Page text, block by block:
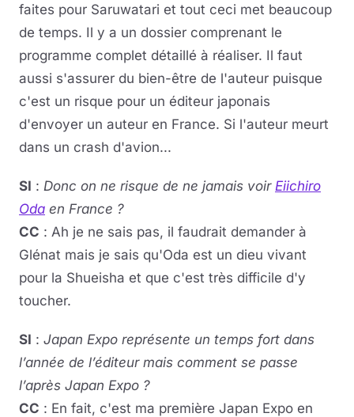
faites pour Saruwatari et tout ceci met beaucoup
de temps. Il y a un dossier comprenant le
programme complet détaillé à réaliser. Il faut
aussi s'assurer du bien-être de l'auteur puisque
c'est un risque pour un éditeur japonais
d'envoyer un auteur en France. Si l'auteur meurt
dans un crash d'avion...
SI : Donc on ne risque de ne jamais voir Eiichiro
Oda en France ?
CC : Ah je ne sais pas, il faudrait demander à
Glénat mais je sais qu'Oda est un dieu vivant
pour la Shueisha et que c'est très difficile d'y
toucher.
SI : Japan Expo représente un temps fort dans
l’année de l’éditeur mais comment se passe
l’après Japan Expo ?
CC : En fait, c'est ma première Japan Expo en